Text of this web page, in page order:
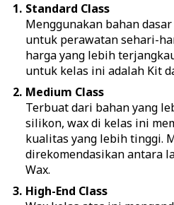
Standard Class
Menggunakan bahan
untuk perawatan sehari-
harga yang lebih
untuk kelas ini adalah Kit
Medium Class
Terbuat dari bahan yang
silikon, wax di kelas ini
kualitas yang lebih tinggi.
direkomendasikan antara
Wax.
High-End Class